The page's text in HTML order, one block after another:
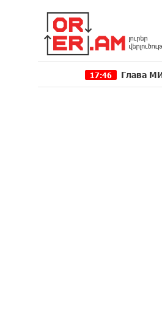
Глава МИД